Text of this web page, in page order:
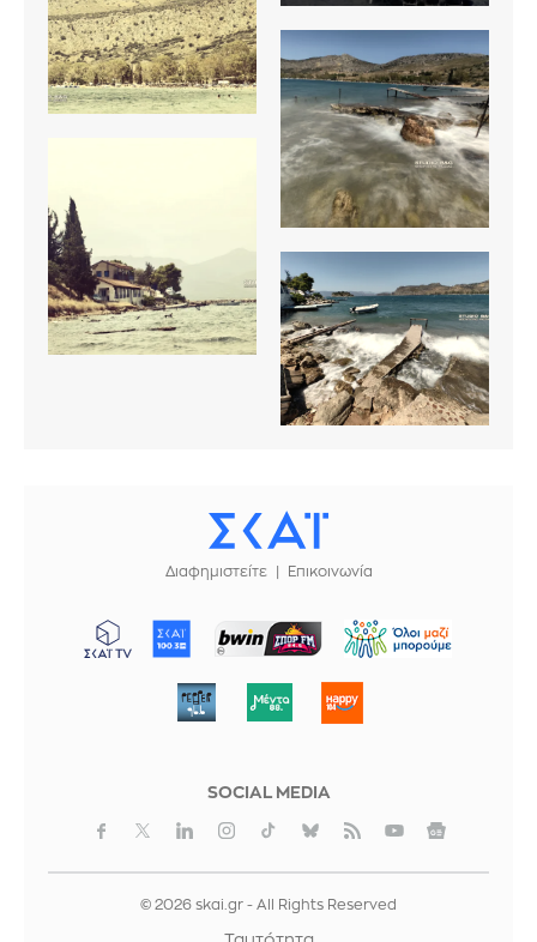
Διαφημιστείτε Επικοινωνία
ΜΠΟΡΟΥΜΕ
SOCIAL MEDIA
© 2026 skai.gr - All Rights Reserved